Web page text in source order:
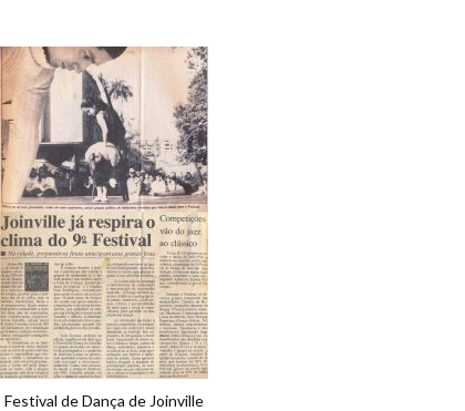
Festival de Dança de Joinville